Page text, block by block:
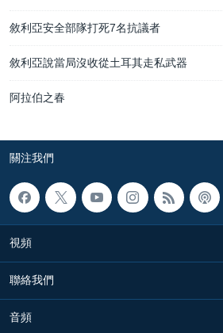
敘利亞安全部隊打死7名抗議者
敘利亞說當局沒收從土耳其走私武器
阿拉伯之春
關注我們
視頻
聯絡我們
音頻